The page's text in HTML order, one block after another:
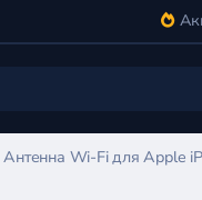
Антенна Wi-Fi для Apple